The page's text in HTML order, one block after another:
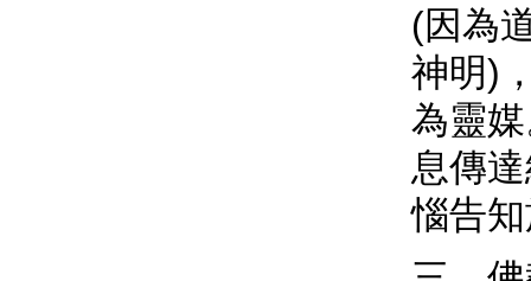
(因為
神明)
為靈
息傳
惱告